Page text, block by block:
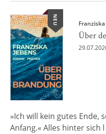
NEU
Über
»Ich will kein gutes Ende,
Anfang.« Alles hinter sich l